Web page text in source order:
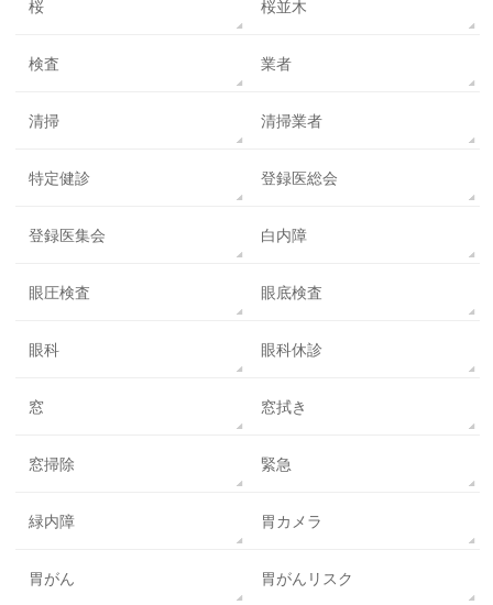
桜 桜並木
検査 業者
清掃 清掃業者
特定健診 登録医総会
登録医集会 白内障
眼圧検査 眼底検査
眼科 眼科休診
窓 窓拭き
窓掃除 緊急
緑内障 胃カメラ
胃がん 胃がんリスク